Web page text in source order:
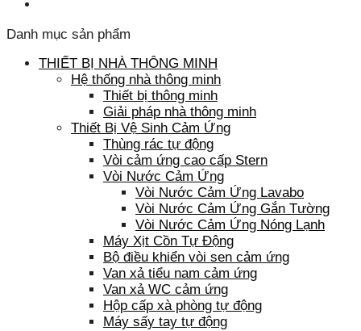
Danh mục sản phẩm
THIẾT BỊ NHÀ THÔNG MINH
Hệ thống nhà thông minh
Thiết bị thông minh
Giải pháp nhà thông minh
Thiết Bị Vệ Sinh Cảm Ứng
Thùng rác tự động
Vòi cảm ứng cao cấp Stern
Vòi Nước Cảm Ứng
Vòi Nước Cảm Ứng Lavabo
Vòi Nước Cảm Ứng Gắn Tường
Vòi Nước Cảm Ứng Nóng Lạnh
Máy Xịt Cồn Tự Động
Bộ điều khiển vòi sen cảm ứng
Van xả tiểu nam cảm ứng
Van xả WC cảm ứng
Hộp cấp xà phòng tự động
Máy sấy tay tự động